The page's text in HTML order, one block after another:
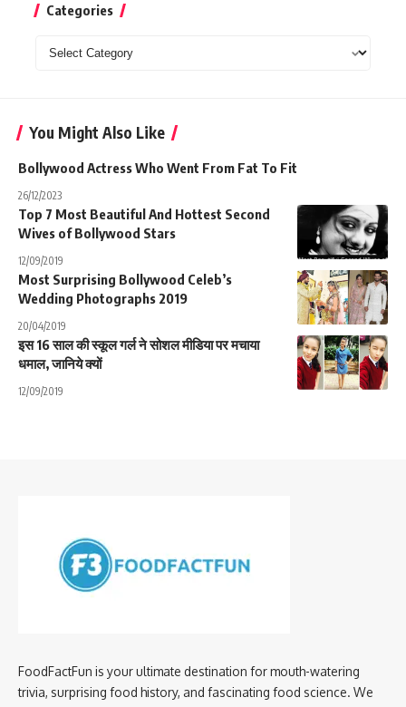
Categories
Categories
You Might Also Like
Bollywood Actress Who Went From Fat To Fit
26/12/2023
Top 7 Most Beautiful And Hottest Second
Wives of Bollywood Stars
12/09/2019
Most Surprising Bollywood Celeb’s
Wedding Photographs 2019
20/04/2019
इस 16 साल की स्कूल गर्ल ने सोशल मीडिया पर मचाया
धमाल, जानिये क्यों
12/09/2019
FoodFactFun is your ultimate destination for mouth-watering
trivia, surprising food history, and fascinating food science. We